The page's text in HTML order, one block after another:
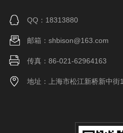
QQ：18313880
邮箱：shbison@163.com
传真：86-021-62964163
地址：上海市松江新桥新中街